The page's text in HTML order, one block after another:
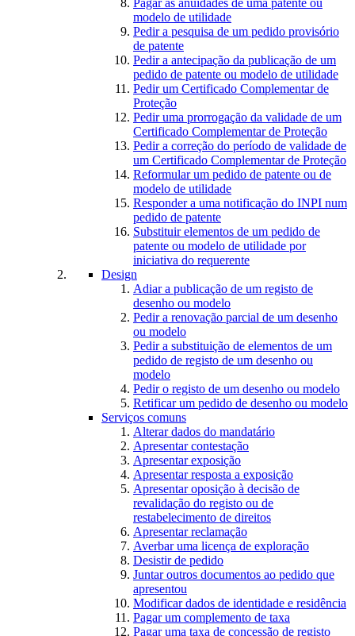
Pagar as anuidades de uma patente ou
modelo de utilidade
Pedir a pesquisa de um pedido provisório
de patente
Pedir a antecipação da publicação de um
pedido de patente ou modelo de utilidade
Pedir um Certificado Complementar de
Proteção
Pedir uma prorrogação da validade de um
Certificado Complementar de Proteção
Pedir a correção do período de validade de
um Certificado Complementar de Proteção
Reformular um pedido de patente ou de
modelo de utilidade
Responder a uma notificação do INPI num
pedido de patente
Substituir elementos de um pedido de
patente ou modelo de utilidade por
iniciativa do requerente
Design
Adiar a publicação de um registo de
desenho ou modelo
Pedir a renovação parcial de um desenho
ou modelo
Pedir a substituição de elementos de um
pedido de registo de um desenho ou
modelo
Pedir o registo de um desenho ou modelo
Retificar um pedido de desenho ou modelo
Serviços comuns
Alterar dados do mandatário
Apresentar contestação
Apresentar exposição
Apresentar resposta a exposição
Apresentar oposição à decisão de
revalidação do registo ou de
restabelecimento de direitos
Apresentar reclamação
Averbar uma licença de exploração
Desistir de pedido
Juntar outros documentos ao pedido que
apresentou
Modificar dados de identidade e residência
Pagar um complemento de taxa
Pagar uma taxa de concessão de registo